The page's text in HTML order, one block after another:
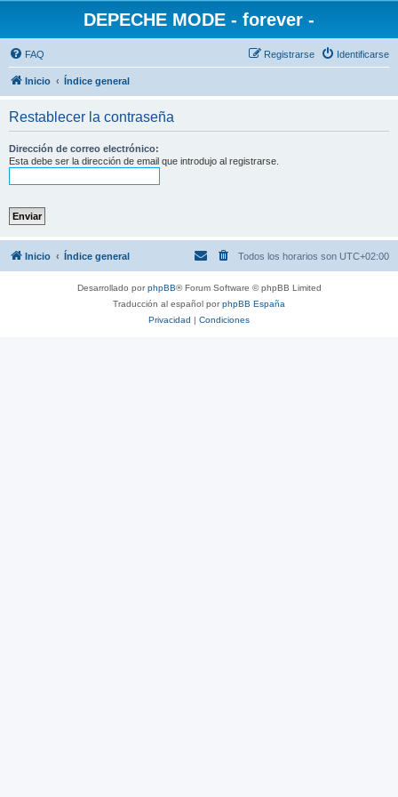
DEPECHE MODE - forever -
FAQ Identificarse
Registrarse
Inicio Índice general
Restablecer la contraseña
Dirección de correo electrónico:
Esta debe ser la dirección de email que introdujo al registrarse.
Inicio Índice general Todos los horarios son UTC+02:00
Desarrollado porphpBB® Forum Software © phpBB Limited
Traducción al español porphpBB España
Privacidad | Condiciones